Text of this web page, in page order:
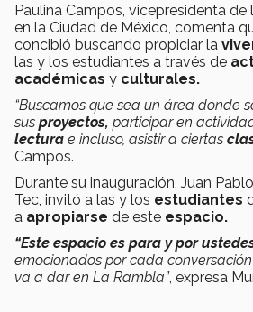
Paulina Campos, vicepresidenta
en la Ciudad de México, comenta
concibió buscando propiciar la
las y los estudiantes a través de
académicas y culturales.
“Buscamos que sea un área donde
sus proyectos, participar en
lectura e incluso, asistir a ciertas
Campos.
Durante su inauguración, Juan
Tec, invitó a las y los estudiantes
a apropiarse de este espacio.
“Este espacio es para y por
emocionados por cada
va a dar en La Rambla”, expresa